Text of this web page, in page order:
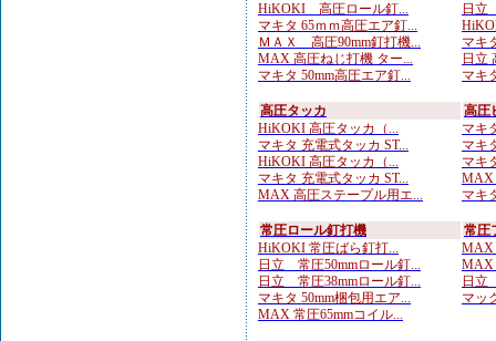
HiKOKI 高圧ロール釘...
マキタ 65ｍｍ高圧エア釘...
ＭＡＸ 高圧90mm釘打機...
MAX 高圧ねじ打機 ター...
マキタ 50mm高圧エア釘...
日立
マキ
日立
マキ
高圧タッカ
HiKOKI 高圧タッカ（...
マキタ 充電式タッカ ST...
HiKOKI 高圧タッカ（...
マキタ 充電式タッカ ST...
MAX 高圧ステープル用エ...
高圧
マキ
マキ
マキ
MAX
マキ
常圧ロール釘打機
HiKOKI 常圧ばら釘打...
日立 常圧50mmロール釘...
日立 常圧38mmロール釘...
マキタ 50mm梱包用エア...
MAX 常圧65mmコイル...
常圧
MAX
MAX
日立
マッ